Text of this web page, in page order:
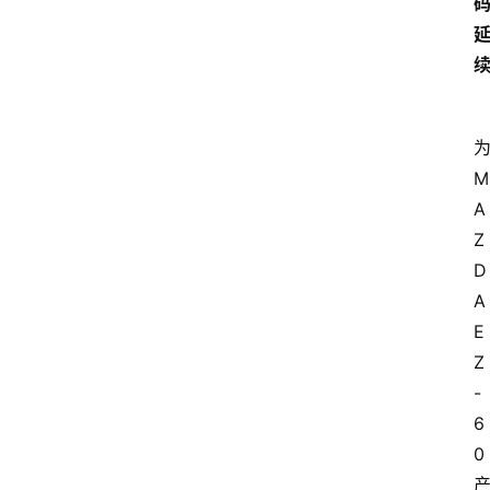
延
续
为
M
A
Z
D
A
E
Z
-
6
0
产